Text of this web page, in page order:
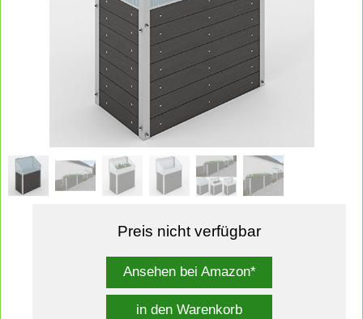
Preis nicht verfügbar
Ansehen bei Amazon*
in den Warenkorb